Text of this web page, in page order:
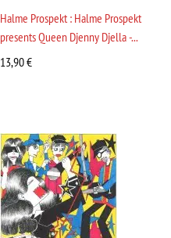
Halme Prospekt : Halme Prospekt
presents Queen Djenny Djella -...
13,90€